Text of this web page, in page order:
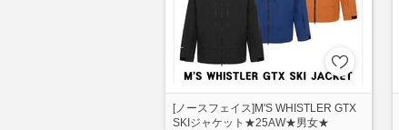
[ノースフェイス]M'S WHISTLER GTX
SKIジャケット★25AW★男女★